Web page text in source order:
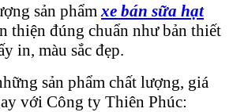
sản phẩmxe bán sữa hạt
thiện đúng chuẩn như bản thiết
in, màu sắc đẹp.
sản phẩm chất lượng, giá
với Công ty Thiên Phúc: